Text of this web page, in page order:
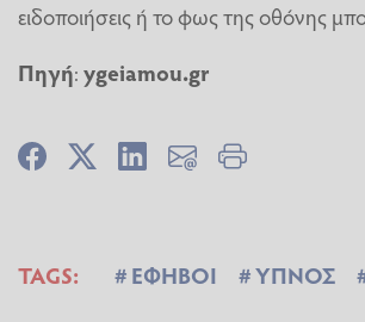
ειδοποιήσεις ή το φως της οθόνης
Πηγή:ygeiamou.gr
TAGS: ΕΦΗΒΟΙ ΥΠΝΟΣ